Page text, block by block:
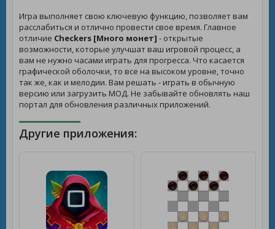
Игра выполняет свою ключевую функцию, позволяет вам
расслабиться и отлично провести свое время. Главное
отличие Checkers [Много монет] - открытые
возможности, которые улучшат ваш игровой процесс, а
вам не нужно часами играть для прогресса. Что касается
графической оболочки, то все на высоком уровне, точно
так же, как и мелодии. Вам решать - играть в обычную
версию или загрузить МОД. Не забывайте обновлять наш
портал для обновления различных приложений.
Другие приложения: